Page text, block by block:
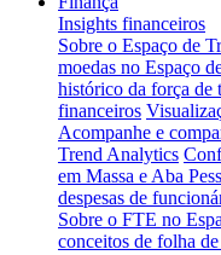
Insights financeiros
Sobre o Espaço de
moedas no Espaço
histórico da força de
financeiros
Acompanhe e
Trend Analytics
em Massa e Aba
despesas de
Sobre o FTE no
conceitos de folha